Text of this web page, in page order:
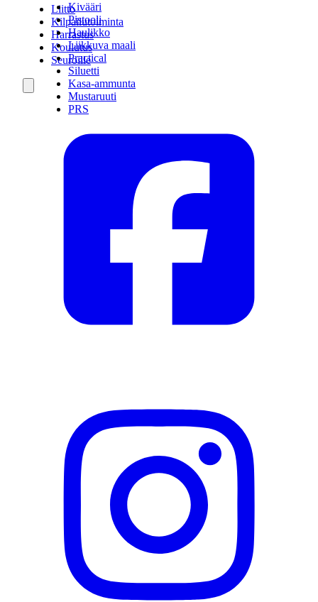
Kivääri
Pistooli
Haulikko
Liikkuva maali
Practical
Siluetti
Kasa-ammunta
Mustaruuti
PRS
Liitto
Kilpailutoiminta
Harrastus
Koulutus
Seuroille